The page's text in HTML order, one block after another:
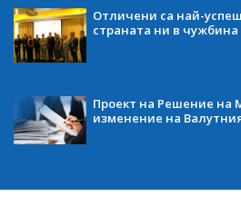
Отличени са най-
страната ни в чужбина
Проект на Решение на
изменение на